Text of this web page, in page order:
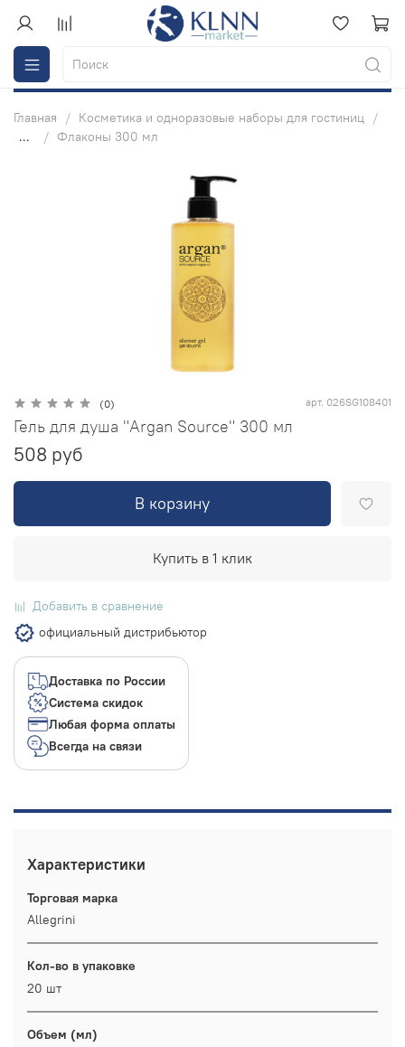
Главная
Косметика и одноразовые наборы для гостиниц
...
Флаконы 300 мл
(0) арт. 026SG108401
Гель для душа "Argan Source" 300 мл
508 руб
В корзину
Купить в 1 клик
Добавить в сравнение
официальный дистрибьютор
Доставка по России
Система скидок
Любая форма оплаты
Всегда на связи
Характеристики
Торговая марка
Allegrini
Кол-во в упаковке
20 шт
Объем (мл)